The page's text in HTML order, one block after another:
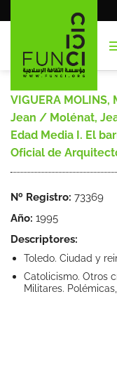
al
VIGUERA MOLINS,
Jean / Molénat,
Edad Media I. El
Oficial de
Nº Registro: 73369
Año: 1995
Descriptores:
Toledo. Ciudad y
Catolicismo. Otros
Militares.